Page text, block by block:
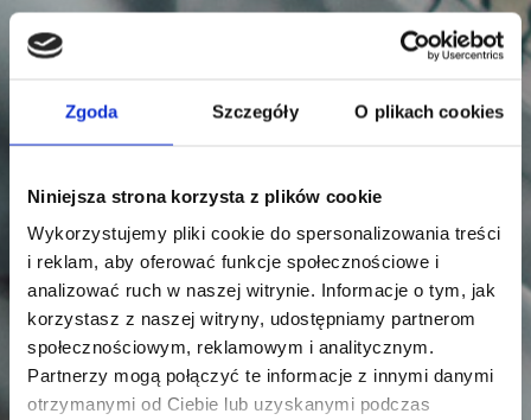
Zgoda Szczegóły O plikach cookies
Niniejsza strona korzysta z plików cookie
Wykorzystujemy pliki cookie do spersonalizowania treści
i reklam, aby oferować funkcje społecznościowe i
analizować ruch w naszej witrynie. Informacje o tym, jak
korzystasz z naszej witryny, udostępniamy partnerom
społecznościowym, reklamowym i analitycznym.
Partnerzy mogą połączyć te informacje z innymi danymi
otrzymanymi od Ciebie lub uzyskanymi podczas